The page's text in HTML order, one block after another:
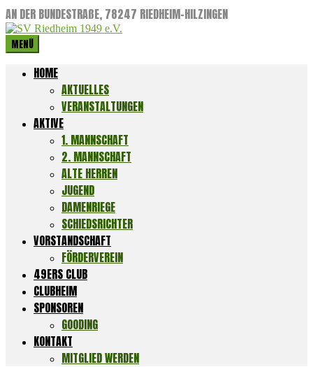
AN DER BUNDESTRAßE, 78247 RIEDHEIM-HILZINGEN
MENÜ
HOME
AKTUELLES
VERANSTALTUNGEN
AKTIVE
1. MANNSCHAFT
2. MANNSCHAFT
ALTE HERREN
JUGEND
DAMENRIEGE
SCHIEDSRICHTER
VORSTANDSCHAFT
FÖRDERVEREIN
49ERS CLUB
CLUBHEIM
SPONSOREN
GOODING
KONTAKT
MITGLIED WERDEN